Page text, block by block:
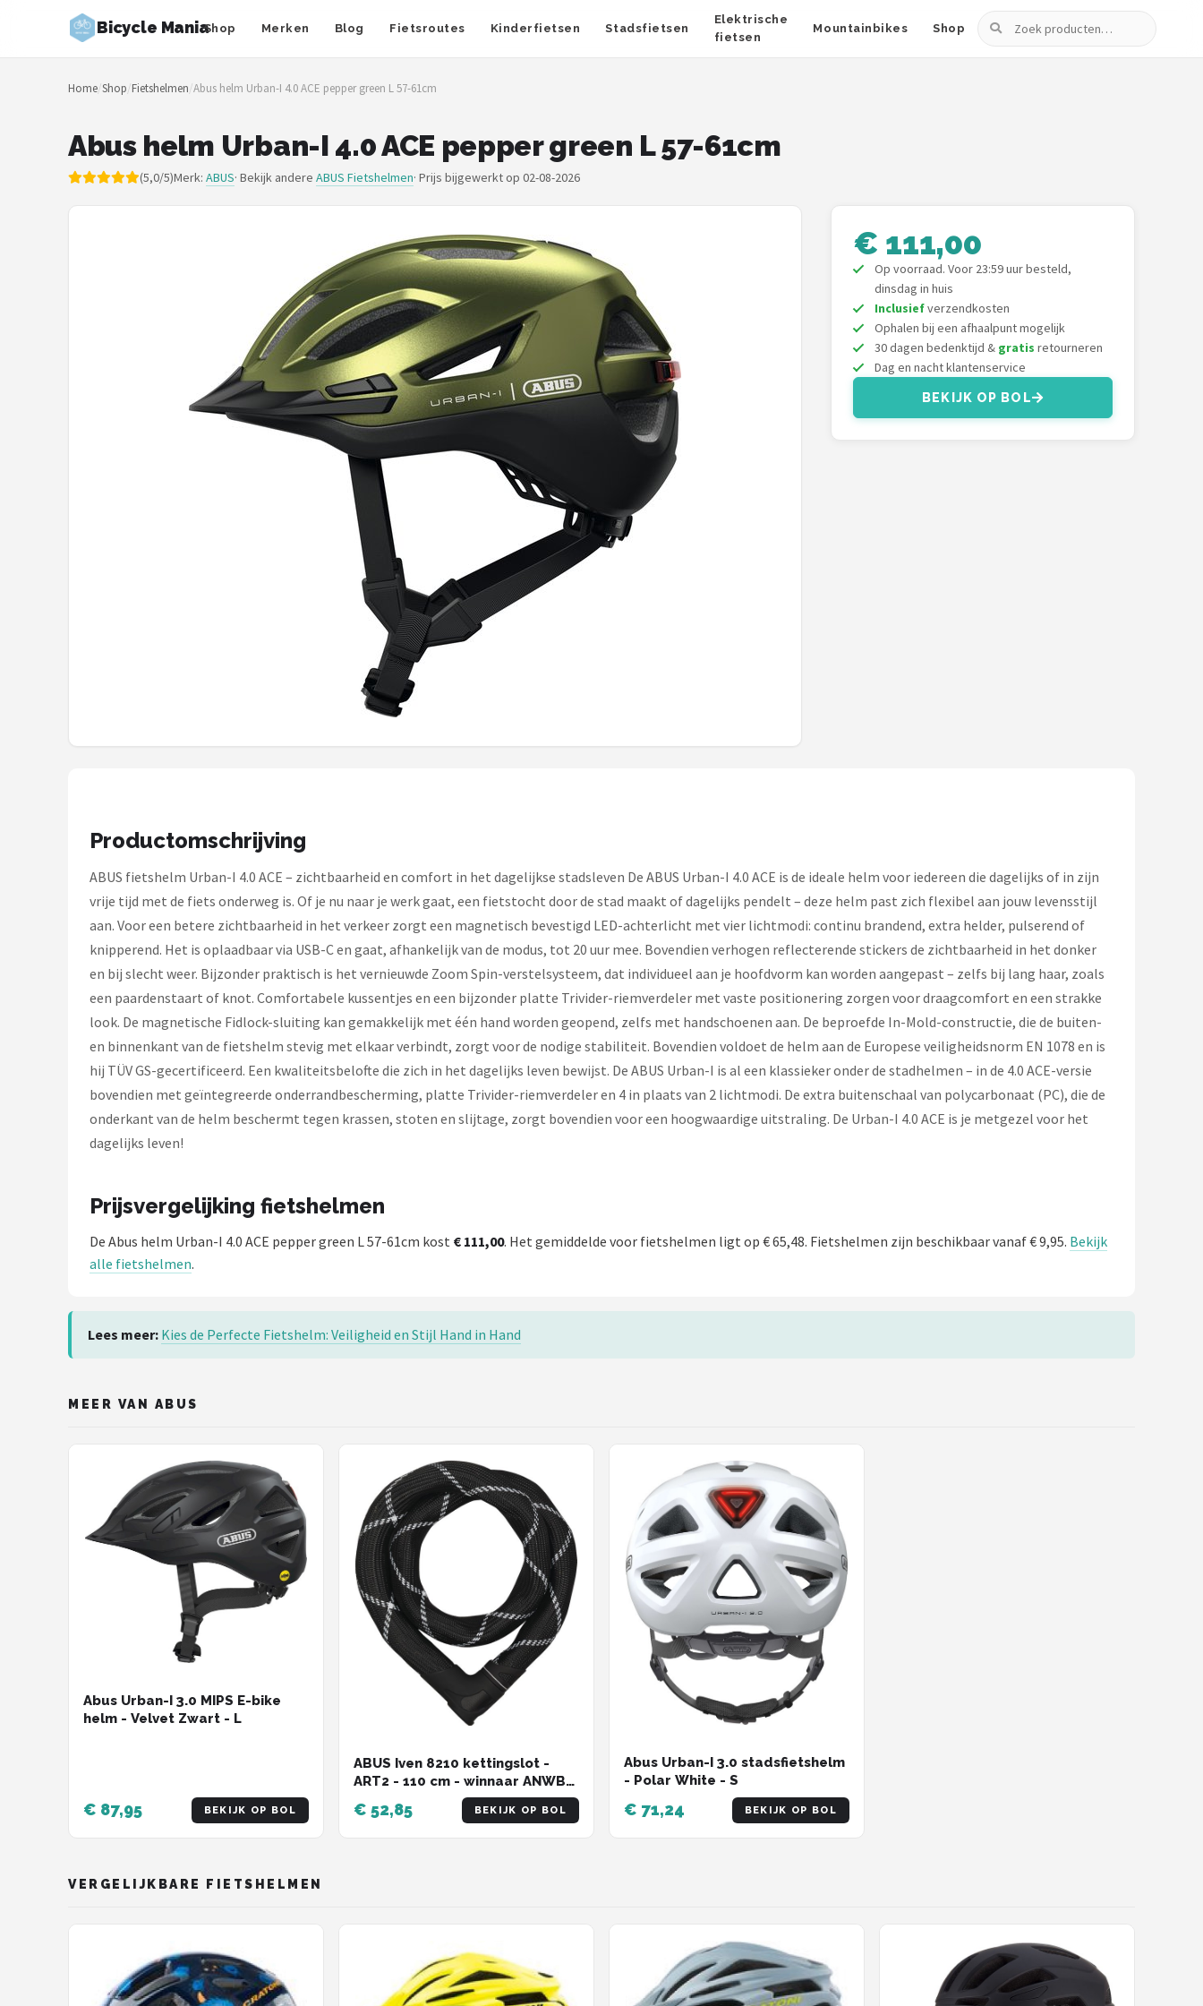
Bicycle ManiaShop Merken Blog Fietsroutes Kinderfietsen Stadsfietsen
Elektrische
fietsen
Mountainbikes Shop
Zoeken
Zoeken
NAVIGATIE
Merken
Voltano
Shimano
Alle merken →
Home/Shop/Fietshelmen/Abus helm Urban-I 4.0 ACE pepper green L 57-61cm
Abus helm Urban-I 4.0 ACE pepper green L 57-61cm
(5,0/5)Merk: ABUS· Bekijk andere ABUS Fietshelmen· Prijs bijgewerkt op 02-08-2026
€ 111,00
Op voorraad. Voor 23:59 uur besteld,
dinsdag in huis
Inclusiefverzendkosten
Ophalen bij een afhaalpunt mogelijk
30 dagen bedenktijd & gratis retourneren
Dag en nacht klantenservice
BEKIJK OP BOL
Productomschrijving
ABUS fietshelm Urban-I 4.0 ACE – zichtbaarheid en comfort in het dagelijkse stadsleven De ABUS Urban-I 4.0 ACE is de ideale helm voor iedereen die dagelijks of in zijn
vrije tijd met de fiets onderweg is. Of je nu naar je werk gaat, een fietstocht door de stad maakt of dagelijks pendelt – deze helm past zich flexibel aan jouw levensstijl
aan. Voor een betere zichtbaarheid in het verkeer zorgt een magnetisch bevestigd LED-achterlicht met vier lichtmodi: continu brandend, extra helder, pulserend of
knipperend. Het is oplaadbaar via USB-C en gaat, afhankelijk van de modus, tot 20 uur mee. Bovendien verhogen reflecterende stickers de zichtbaarheid in het donker
en bij slecht weer. Bijzonder praktisch is het vernieuwde Zoom Spin-verstelsysteem, dat individueel aan je hoofdvorm kan worden aangepast – zelfs bij lang haar, zoals
een paardenstaart of knot. Comfortabele kussentjes en een bijzonder platte Trivider-riemverdeler met vaste positionering zorgen voor draagcomfort en een strakke
look. De magnetische Fidlock-sluiting kan gemakkelijk met één hand worden geopend, zelfs met handschoenen aan. De beproefde In-Mold-constructie, die de buiten-
en binnenkant van de fietshelm stevig met elkaar verbindt, zorgt voor de nodige stabiliteit. Bovendien voldoet de helm aan de Europese veiligheidsnorm EN 1078 en is
hij TÜV GS-gecertificeerd. Een kwaliteitsbelofte die zich in het dagelijks leven bewijst. De ABUS Urban-I is al een klassieker onder de stadhelmen – in de 4.0 ACE-versie
bovendien met geïntegreerde onderrandbescherming, platte Trivider-riemverdeler en 4 in plaats van 2 lichtmodi. De extra buitenschaal van polycarbonaat (PC), die de
onderkant van de helm beschermt tegen krassen, stoten en slijtage, zorgt bovendien voor een hoogwaardige uitstraling. De Urban-I 4.0 ACE is je metgezel voor het
dagelijks leven!
Prijsvergelijking fietshelmen
De Abus helm Urban-I 4.0 ACE pepper green L 57-61cm kost € 111,00. Het gemiddelde voor fietshelmen ligt op € 65,48. Fietshelmen zijn beschikbaar vanaf € 9,95. Bekijk
alle fietshelmen.
Lees meer: Kies de Perfecte Fietshelm: Veiligheid en Stijl Hand in Hand
MEER VAN ABUS
Abus Urban-I 3.0 MIPS E-bike
helm - Velvet Zwart - L
€ 87,95 BEKIJK OP BOL
ABUS Iven 8210 kettingslot -
ART2 - 110 cm - winnaar ANWB
slotentest 2022
€ 52,85 BEKIJK OP BOL
Abus Urban-I 3.0 stadsfietshelm
- Polar White - S
€ 71,24 BEKIJK OP BOL
VERGELIJKBARE FIETSHELMEN